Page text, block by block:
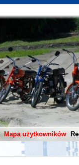
Mapa użytkowników